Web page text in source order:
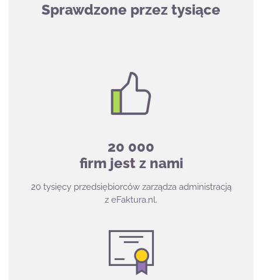
Sprawdzone przez tysiące
20 000
firm jest z nami
20 tysięcy przedsiębiorców zarządza administracją
z eFaktura.nl.